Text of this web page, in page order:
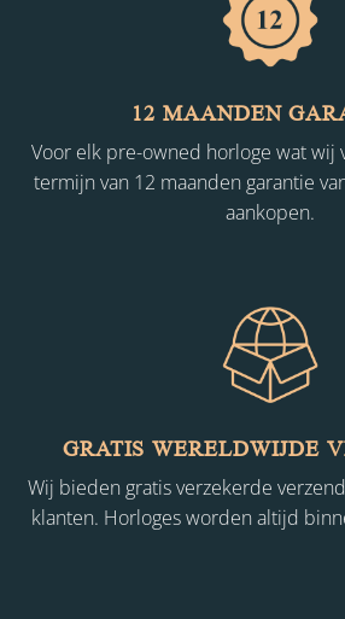
12 MAANDEN
Voor elk pre-owned horloge wat wij
termijn van 12 maanden garantie
aankopen.
GRATIS WERELDWIJDE
Wij bieden gratis verzekerde
klanten. Horloges worden altijd